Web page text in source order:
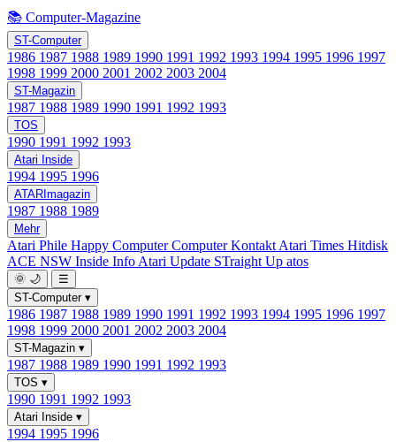
📚 Computer-Magazine
ST-Computer
1986 1987 1988 1989 1990 1991 1992 1993 1994 1995 1996 1997
1998 1999 2000 2001 2002 2003 2004
ST-Magazin
1987 1988 1989 1990 1991 1992 1993
TOS
1990 1991 1992 1993
Atari Inside
1994 1995 1996
ATARImagazin
1987 1988 1989
Mehr
Atari Phile Happy ComputerComputer Kontakt Atari Times Hitdisk
ACE NSW Inside Info Atari Update STraight Up atos
🌞 🌙
☰
ST-Computer ▾
1986 1987 1988 1989 1990 1991 1992 1993 1994 1995 1996 1997
1998 1999 2000 2001 2002 2003 2004
ST-Magazin ▾
1987 1988 1989 1990 1991 1992 1993
TOS ▾
1990 1991 1992 1993
Atari Inside ▾
1994 1995 1996